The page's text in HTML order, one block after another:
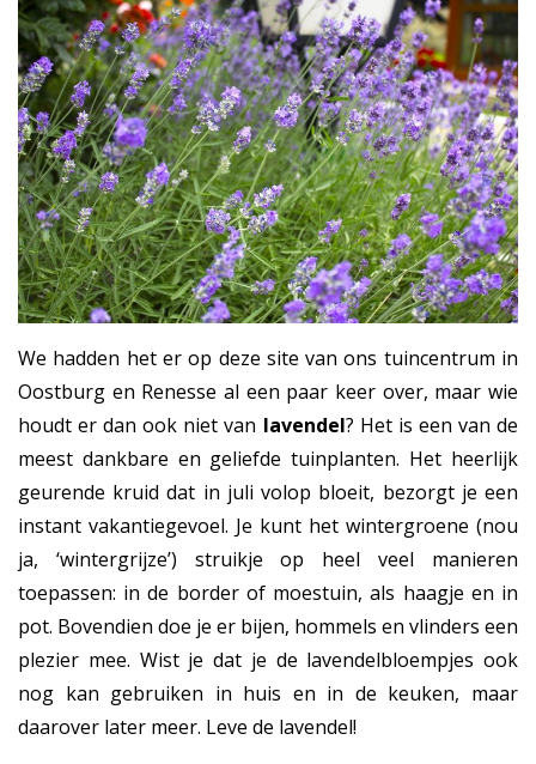
We hadden het er op deze site van ons tuincentrum in
Oostburg en Renesse al een paar keer over, maar wie
houdt er dan ook niet van lavendel? Het is een van de
meest dankbare en geliefde tuinplanten. Het heerlijk
geurende kruid dat in juli volop bloeit, bezorgt je een
instant vakantiegevoel. Je kunt het wintergroene (nou
ja, ‘wintergrijze’) struikje op heel veel manieren
toepassen: in de border of moestuin, als haagje en in
pot. Bovendien doe je er bijen, hommels en vlinders een
plezier mee. Wist je dat je de lavendelbloempjes ook
nog kan gebruiken in huis en in de keuken, maar
daarover later meer. Leve de lavendel!